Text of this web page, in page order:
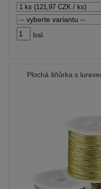
bal.
Plochá šňůrka s